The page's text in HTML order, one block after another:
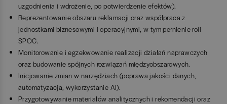
uzgodnienia i wdrożenie, po potwierdzenie efektów).
Reprezentowanie obszaru reklamacji oraz współpraca z
jednostkami biznesowymi i operacyjnymi, w tym pełnienie roli
SPOC.
Monitorowanie i egzekwowanie realizacji działań naprawczych
oraz budowanie spójnych rozwiązań międzyobszarowych.
Inicjowanie zmian w narzędziach (poprawa jakości danych,
automatyzacja, wykorzystanie AI).
Przygotowywanie materiałów analitycznych i rekomendacji oraz